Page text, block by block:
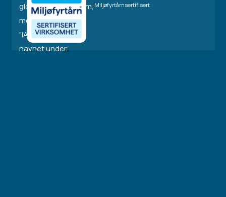
Miljøfyrtårnsertifisert